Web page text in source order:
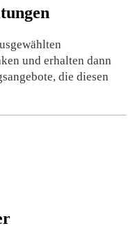
und erhalten dann
die diesen